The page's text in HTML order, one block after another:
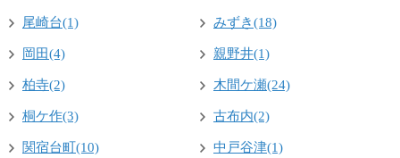
尾崎台(1) みずき(18)
岡田(4) 親野井(1)
柏寺(2) 木間ケ瀬(24)
桐ケ作(3) 古布内(2)
関宿台町(10) 中戸谷津(1)